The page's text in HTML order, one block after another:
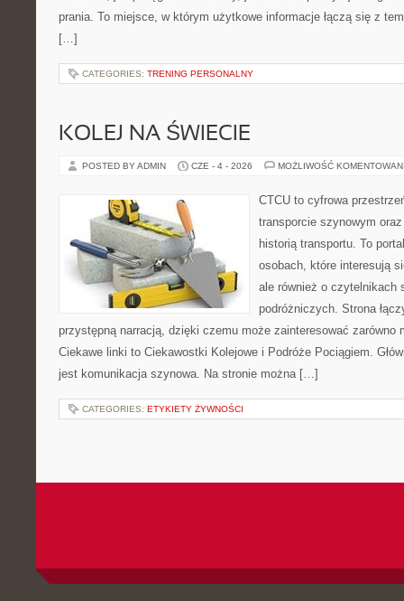
prania. To miejsce, w którym użytkowe informacje łączą się z
[…]
CATEGORIES: TRENING PERSONALNY
KOLEJ NA ŚWIECIE
POSTED BY ADMIN CZE - 4 - 2026 MOŻLIWOŚĆ
CTCU to cyfrowa
transporcie szynowym
historią transportu. To
osobach, które interesują
ale również o czytelnikach
podróżniczych. Strona
przystępną narracją, dzięki czemu może zainteresować zarówno
Ciekawe linki to Ciekawostki Kolejowe i Podróże Pociągiem.
jest komunikacja szynowa. Na stronie można […]
CATEGORIES: ETYKIETY ŻYWNOŚCI